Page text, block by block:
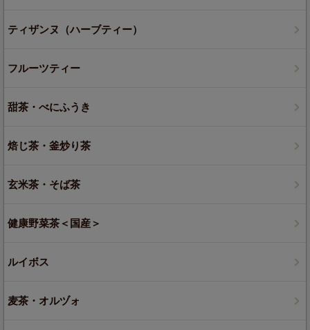
ティザンヌ（ハーブティー）
フルーツティー
甜茶・べにふうき
焙じ茶・釜炒り茶
玄米茶・そば茶
健康野菜茶＜国産＞
ルイボス
麦茶・オルヅォ